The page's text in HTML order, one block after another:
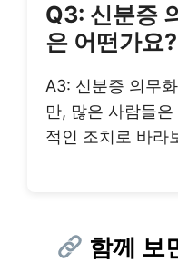
Q3: 신분증
은 어떤가요?
A3: 신분증 의무
만, 많은 사람들
적인 조치로 바라
함께 보